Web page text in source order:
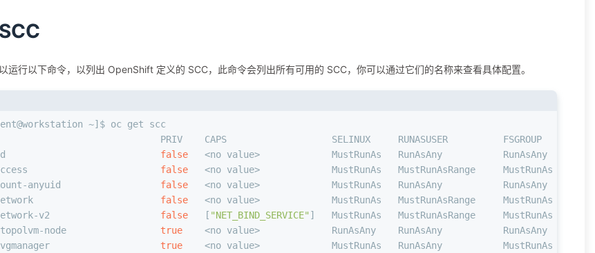
运行以下命令，以列出 OpenShift 定义的 SCC，此命令会列出所有可用的 SCC，你可以通过它们的名称来查看具体配置。
~]$ oc get scc
PRIV    CAPS                   SELINUX     RUNASUSER          FSGROUP     SUPGROUP
false
<no value>             MustRunAs   RunAsAny
false
<no value>             MustRunAs   MustRunAsRange     MustRunAs
anyuid false
<no value>             MustRunAs   RunAsAny           RunAsAny
false
<no value>             MustRunAs   MustRunAsRange     MustRunAs
v2 false
   [
"NET_BIND_SERVICE" ]   MustRunAs   MustRunAsRange     MustRunAs
topolvm-node true
<no value>             RunAsAny    RunAsAny           RunAsAny
vgmanager true
<no value>             MustRunAs   RunAsAny           MustRunAs